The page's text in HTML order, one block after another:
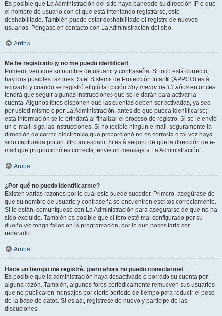
Es posible que La Administración del sitio haya baneado su dirección IP o que
el nombre de usuario con el que está intentando registrarse, esté
deshabilitado. También puede estar deshabilitado el registro de nuevos
usuarios. Póngase en contacto con La Administración del sitio.
Arriba
Me he registrado ¡y no me puedo identificar!
Primero, verifique su nombre de usuario y contraseña. Si todo está correcto,
hay dos posibles razones. Si el Sistema de Protección Infantil (APPCO) está
activado y cuando se registró eligió la opción Soy menor de 13 años entonces
tendrá que seguir algunas instrucciones que se le darán para activar la
cuenta. Algunos foros disponen que las cuentas deben ser activadas, ya sea
por usted mismo o por La Administración, antes de que pueda identificarse;
esta información se le brindará al finalizar el proceso de registro. Si se le envió
un e-mail, siga las instrucciones. Si no recibió ningún e-mail, seguramente la
dirección de correo electrónico que proporcionó no es correcta o tal vez haya
sido capturada por un filtro anti-spam. Si está seguro de que la dirección de e-
mail que proporcionó es correcta, envíe un mensaje a La Administración.
Arriba
¿Por qué no puedo identificarme?
Existen varias razones por lo cuál esto puede suceder. Primero, asegúrese de
que su nombre de usuario y contraseña se encuentren escritos correctamente.
Si lo están, comuníquese con La Administración para asegurarse de que no ha
sido excluido. También es posible que el foro esté mal configurado por su
dueño y/o tenga fallos en la programación, por lo que necesitaría ser
reparado.
Arriba
Hace un tiempo me registré, ¡pero ahora no puedo conectarme!
Es posible que la administración haya desactivado o borrado su cuenta por
alguna razón. También, algunos foros periódicamente remueven sus usuarios
que no publicaron mensajes por cierto periodo de tiempo para reducir el peso
de la base de datos. Si es así, registrese de nuevo y participe de las
discuciones.